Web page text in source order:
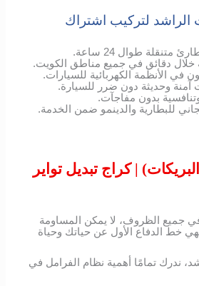
الراشد لتركيب اشتراك
متنقلة طوال 24 ساعة.
خلال دقائق في جميع مناطق الكويت.
في الأنظمة الكهربائية للسيارات.
آمنة وحديثة دون ضرر للسيارة.
بدون مفاجآت.
للبطارية والدينمو ضمن الخدمة.
| كراج تبديل تواير
جميع الظروف، لا يمكن المساومة
خط الدفاع الأول عن حياتك وحياة
ندرك تمامًا أهمية نظام الفرامل في